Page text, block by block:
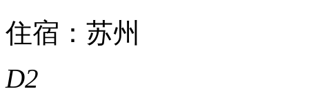
住宿：苏州
D2